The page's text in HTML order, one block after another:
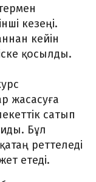
кезеңі.
кейін
қосылды.
жасасуға
сатып
Бұл
реттеледі
етеді.